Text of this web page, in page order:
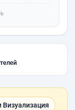
Визуализация